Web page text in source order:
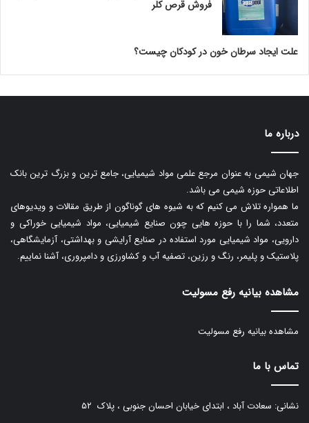
فروش قرص کلر
علت ایجاد سرطان خون در کودکان چیست؟
درباره ما
جهان شیمی به عنوان مرجع علمی مواد شیمیایی، جامع ترین و بزرگ ترین بانک
اطلاعاتی حوزه شیمی می باشد.
ما همواره تلاش می کنیم که به شیوه های گوناگون از طریق مقالات و ویدیوهای
متعدد، شما را با حوزه هایی چون صنایع شیمیایی، مواد شیمیایی خوراکی و
دارویی، مواد شیمیایی مورد استفاده در صنایع آرایشی و بهداشتی، آزمایشگاهی،
پلاستیک و پلیمر، رنگ و رزین، تصفیه آب و کشاورزی و دامپروری، آشنا نماییم.
مشاهده بیانیه رفع مسولیت
مشاهده بیانیه رفع مسولیت
تماس با ما
نشانی: سعادت آباد ، ابتدای خیابان احسان جنوبی ، پلاک ۵۲